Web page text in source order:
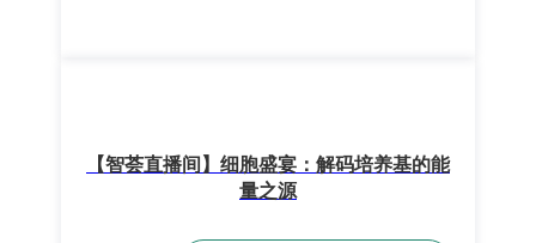
【智荟直播间】细胞盛宴：解码培养基的能
量之源